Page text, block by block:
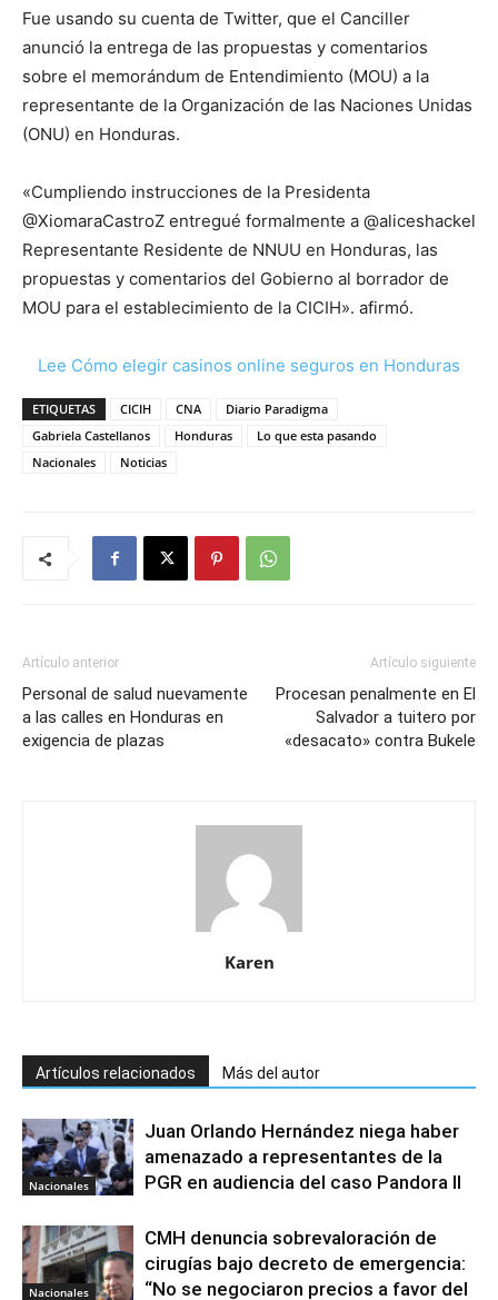
Fue usando su cuenta de Twitter, que el Canciller
anunció la entrega de las propuestas y comentarios
sobre el memorándum de Entendimiento (MOU) a la
representante de la Organización de las Naciones Unidas
(ONU) en Honduras.
«Cumpliendo instrucciones de la Presidenta
@XiomaraCastroZ entregué formalmente a @aliceshackel
Representante Residente de NNUU en Honduras, las
propuestas y comentarios del Gobierno al borrador de
MOU para el establecimiento de la CICIH». afirmó.
Lee Cómo elegir casinos online seguros en Honduras
ETIQUETAS CICIH CNA
Diario Paradigma
Gabriela Castellanos
Honduras
Lo que esta pasando
Nacionales
Noticias
Artículo anterior
Personal de salud nuevamente
a las calles en Honduras en
exigencia de plazas
Artículo siguiente
Procesan penalmente en El
Salvador a tuitero por
«desacato» contra Bukele
Karen
Artículos relacionados Más del autor
Nacionales
Juan Orlando Hernández niega haber
amenazado a representantes de la
PGR en audiencia del caso Pandora II
Nacionales
CMH denuncia sobrevaloración de
cirugías bajo decreto de emergencia:
“No se negociaron precios a favor del